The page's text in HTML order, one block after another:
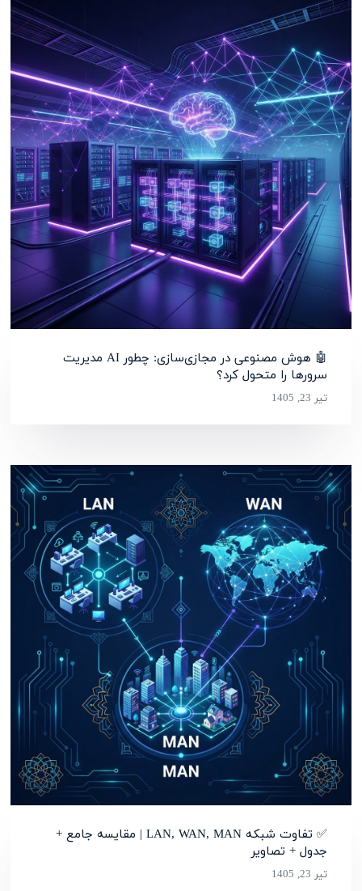
🤖 هوش مصنوعی در مجازی‌سازی: چطور AI مدیریت
سرورها را متحول کرد؟
تیر 23, 1405
✅ تفاوت شبکه LAN, WAN, MAN | مقایسه جامع +
جدول + تصاویر
تیر 23, 1405